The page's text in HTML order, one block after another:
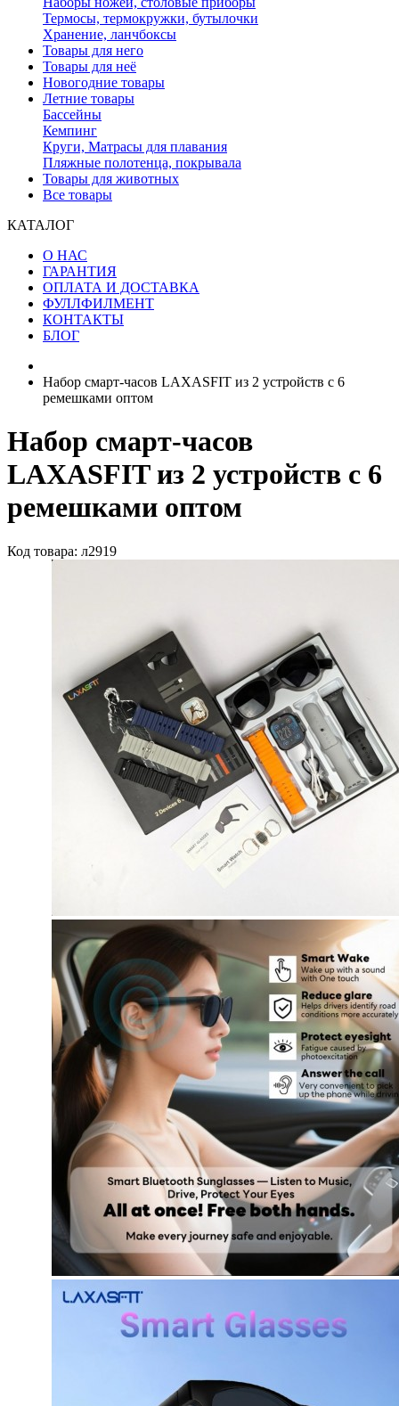
Термосы, термокружки, бутылочки
Хранение, ланчбоксы
Товары для него
Товары для неё
Новогодние товары
Летние товары
Бассейны
Кемпинг
Круги, Матрасы для плавания
Пляжные полотенца, покрывала
Товары для животных
Все товары
КАТАЛОГ
О НАС
ГАРАНТИЯ
ОПЛАТА И ДОСТАВКА
ФУЛЛФИЛМЕНТ
КОНТАКТЫ
БЛОГ
Набор смарт-часов LAXASFIT из 2 устройств с 6
ремешками оптом
Набор смарт-часов
LAXASFIT из 2 устройств с 6
ремешками оптом
Код товара: л2919